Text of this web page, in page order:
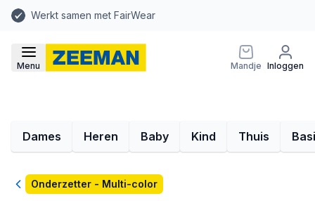
Werkt samen met FairWear
Menu Mandje Inloggen
Dames Heren Baby Kind Thuis
TerugOnderzetter - Multi-color